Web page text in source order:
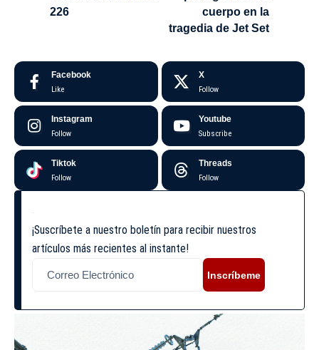
226
cuerpo en la
tragedia de Jet Set
Facebook
Like
X
Follow
Instagram
Follow
Youtube
Subscribe
Tiktok
Follow
Threads
Follow
¡Suscríbete a nuestro boletín para recibir nuestros
artículos más recientes al instante!
Inscríbeme